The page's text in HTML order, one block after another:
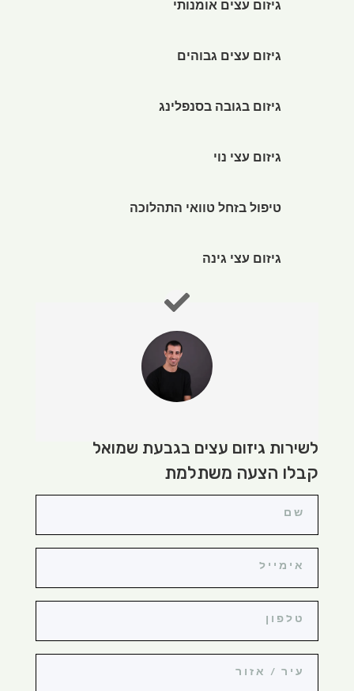
גיזום עצים אומנותי
גיזום עצים גבוהים
גיזום בגובה בסנפלינג
גיזום עצי נוי
טיפול בזחל טוואי התהלוכה
גיזום עצי גינה
לשירות גיזום עצים בגבעת שמואל
קבלו הצעה משתלמת